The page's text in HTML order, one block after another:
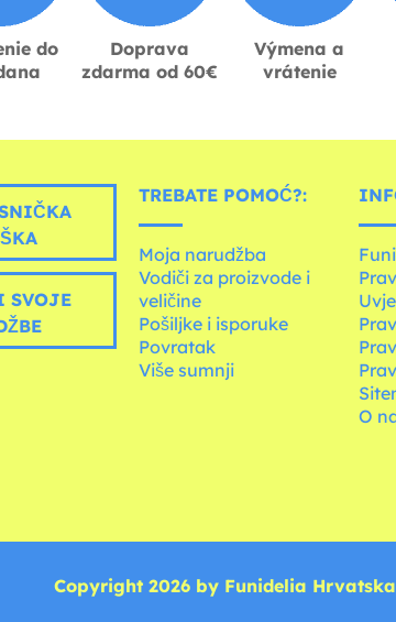
do
Doprava
zdarma od 60€
Výmena a
vrátenie
SVOJE
TREBATE POMOĆ?:
Moja narudžba
Vodiči za proizvode i
veličine
Pošiljke i isporuke
Povratak
Više sumnji
O
Copyright 2026 by Funidelia Hrvatska